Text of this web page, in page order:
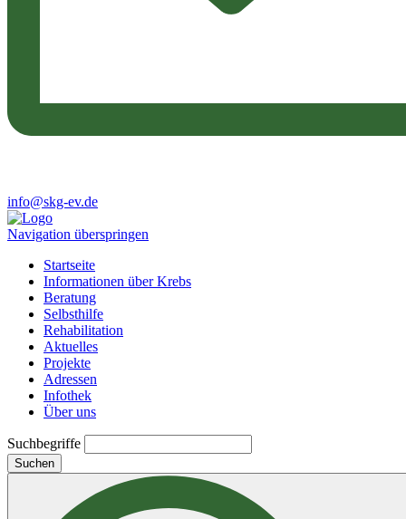
info@skg-ev.de
Navigation überspringen
Startseite
Informationen über Krebs
Beratung
Selbsthilfe
Rehabilitation
Aktuelles
Projekte
Adressen
Infothek
Über uns
Suchbegriffe
Suchen